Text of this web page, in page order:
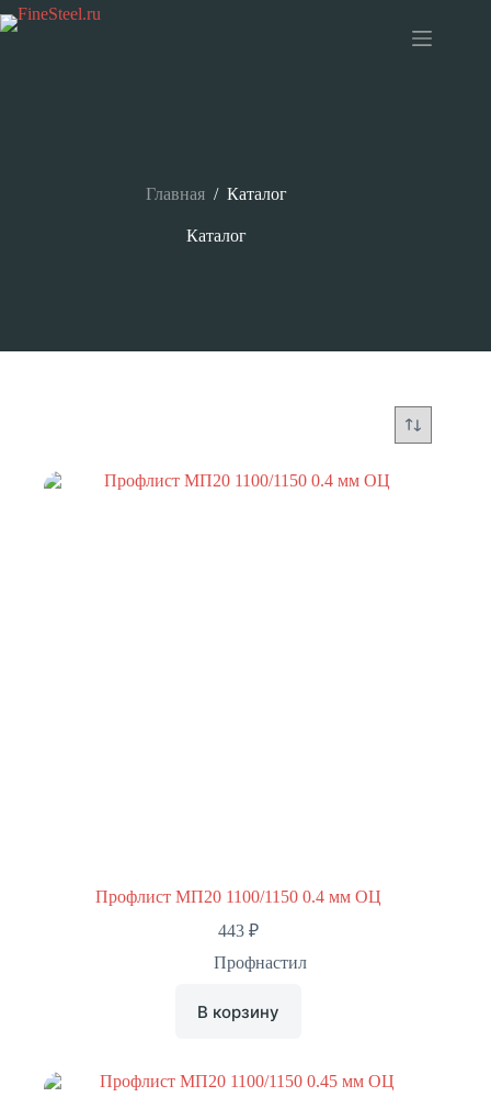
Перейти
к
Главная / Каталог
Каталог
Профлист МП20 1100/1150 0.4 мм ОЦ
443 ₽
Профнастил
В корзину